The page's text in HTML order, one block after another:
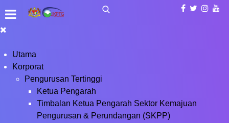
Utama
Korporat
Pengurusan Tertinggi
Ketua Pengarah
Timbalan Ketua Pengarah Sektor Kemajuan
Pengurusan & Perundangan (SKPP)